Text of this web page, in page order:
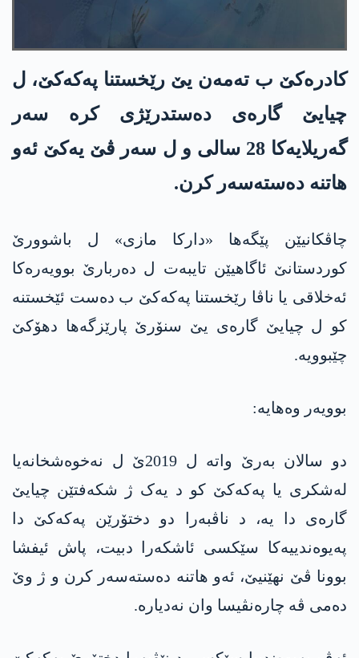
كادره‌كێ ب ته‌مه‌ن یێ رێخستنا په‌كه‌كێ، ل
چیایێ گاره‌ی ده‌ستدرێژی كره‌ سه‌ر
گه‌ریلایه‌كا‌ 28 سالی و ل سه‌ر ڤێ یەکێ ئه‌و
هاتنه‌ ده‌سته‌سه‌ر كرن.
چاڤکانیێن پێگەها «دارکا مازی» ل باشوورێ
کوردستانێ ئاگاهیێن تایبه‌ت ل ده‌ربارێ بوویه‌ره‌كا‌
ئه‌خلاقی یا ناڤا رێخستنا په‌كه‌كێ ب ده‌ست ئێخستنه‌
كو ل چیایێ گاره‌ی یێ سنۆرێ پارێزگه‌ها دهۆكێ
چێبوویه‌.
بوویه‌ر وه‌هایه‌:
دو سالان به‌رێ واته‌ ل 2019ێ ل نەخوەشخانەیا
لەشکری یا پەکەکێ كو د یەک ژ شکەفتێن چیایێ
گارەی دا یه‌، د ناڤبەرا دو دختۆرێن پەکەکێ دا
په‌یوه‌ندییه‌كا سێکسی ئاشكه‌را دبیت، پاش ئیفشا
بوونا ڤێ نهێنیێ، ئه‌و هاتنه‌ ده‌سته‌سه‌ر كرن و ژ وێ
ده‌می ڤه‌ چاره‌نڤیسا وان نه‌دیاره‌.